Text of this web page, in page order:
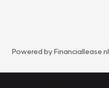
Powered byFinanciallease.nl